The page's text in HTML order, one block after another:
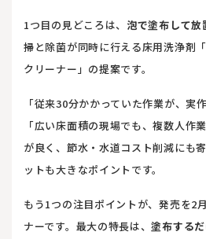
1つ目の見どころは、 泡で塗布して
掃と除菌が同時に行える床用洗浄剤
クリーナー」の提案です。
「従来30分かかっていた作業が、実
「広い床面積の現場でも、複数人作
が良く、節水・水道コスト削減にも
ットも大きなポイントです。
もう1つの注目ポイントが、発売を2
ナーです。最大の特長は、塗布する